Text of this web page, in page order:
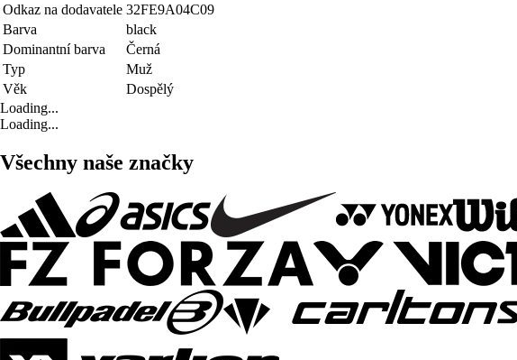
Odkaz na dodavatele 32FE9A04C09
Barva
black
Dominantní barva
Černá
Typ
Muž
Věk
Dospělý
Loading...
Loading...
Všechny naše značky